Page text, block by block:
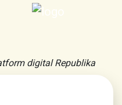
digital Republika